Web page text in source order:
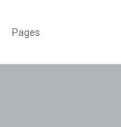
Pages